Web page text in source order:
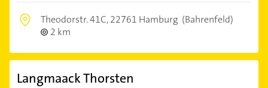
Theodorstr. 41C,22761 Hamburg (Bahrenfeld)
2 km
Langmaack Thorsten